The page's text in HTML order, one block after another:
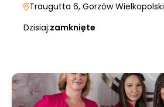
Traugutta 6, Gorzów Wielkopolski
Dzisiaj:zamknięte